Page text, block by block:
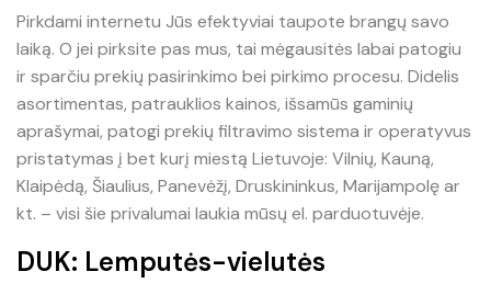
Pirkdami internetu Jūs efektyviai taupote brangų savo
laiką. O jei pirksite pas mus, tai mėgausitės labai patogiu
ir sparčiu prekių pasirinkimo bei pirkimo procesu. Didelis
asortimentas, patrauklios kainos, išsamūs gaminių
aprašymai, patogi prekių filtravimo sistema ir operatyvus
pristatymas į bet kurį miestą Lietuvoje: Vilnių, Kauną,
Klaipėdą, Šiaulius, Panevėžį, Druskininkus, Marijampolę ar
kt. – visi šie privalumai laukia mūsų el. parduotuvėje.
DUK: Lemputės-vielutės